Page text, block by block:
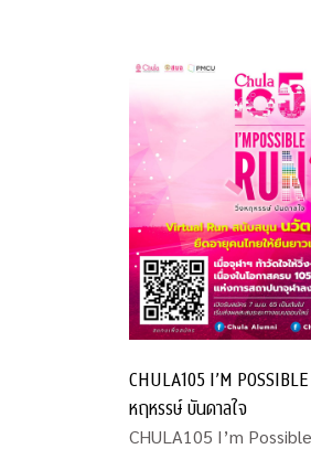
CHULA105 I’M
หฤหรรษ์ บันดาลใจ
CHULA105 I’m